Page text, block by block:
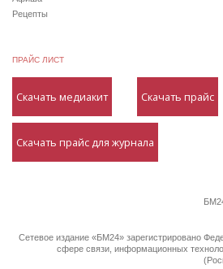
Рецепты
ПРАЙС ЛИСТ
Скачать медиакит Скачать прайс
Скачать прайс для журнала
Сетевое издание «БМ24» зарегистрировано
сфере связи, информационных